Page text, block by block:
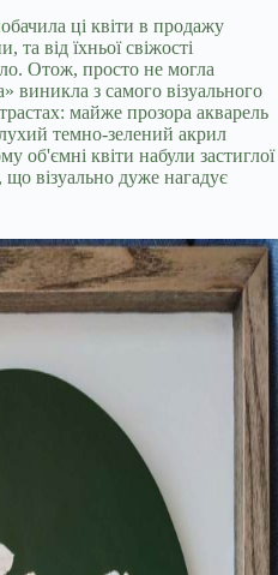
ці квіти в продажу
та від їхньої свіжості
Отож, просто не могла
виникла з самого візуального
майже прозора акварель
темно-зелений акрил
квіти набули застиглої
що візуально дуже нагадує